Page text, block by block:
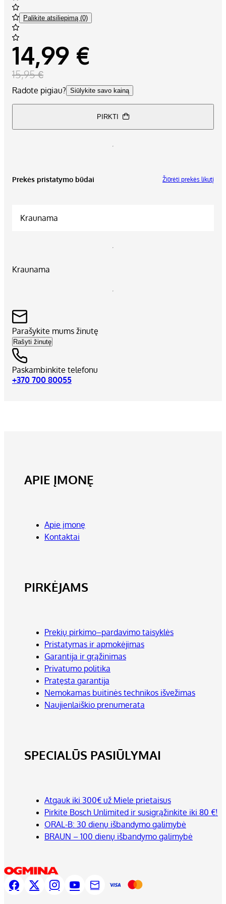
Palikite atsiliepimą (0)
14,99 €
15,95 €
Radote pigiau? Siūlykite savo kainą
PIRKTI
Prekės pristatymo būdai Žiūrėti prekės likutį
Kraunama
Kraunama
Parašykite mums žinutę
Rašyti žinutę
Paskambinkite telefonu
+370 700 80055
APIE ĮMONĘ
Apie įmonę
Kontaktai
PIRKĖJAMS
Prekių pirkimo–pardavimo taisyklės
Pristatymas ir apmokėjimas
Garantija ir grąžinimas
Privatumo politika
Pratęsta garantija
Nemokamas buitinės technikos išvežimas
Naujienlaiškio prenumerata
SPECIALŪS PASIŪLYMAI
Atgauk iki 300€ už Miele prietaisus
Pirkite Bosch Unlimited ir susigrąžinkite iki 80 €!
ORAL-B: 30 dienų išbandymo galimybė
BRAUN – 100 dienų išbandymo galimybė